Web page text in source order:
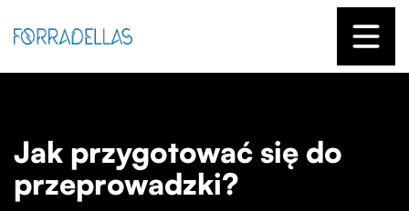
Jak przygotować się do
przeprowadzki?